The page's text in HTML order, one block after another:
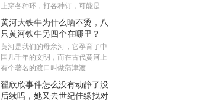
上穿各种环，打各种钉，可能是
黄河大铁牛为什么晒不烫，八
只黄河铁牛另四个在哪里？
黄河是我们的母亲河，它孕育了中
国几千年的文明，而在古代黄河上
有个著名的渡口叫做蒲津渡
翟欣欣事件怎么没有动静了没
后续吗，她又去世纪佳缘找对